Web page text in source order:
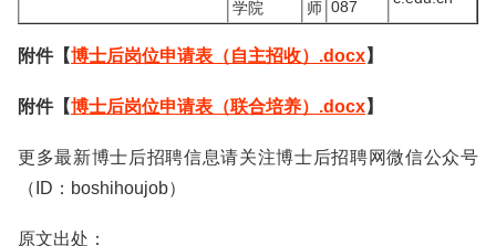
学院
师 087
附件【博士后岗位申请表（自主招收）.docx】
附件【博士后岗位申请表（联合培养）.docx】
更多最新博士后招聘信息请关注博士后招聘网微信公众号
（ID：boshihoujob）
原文出处：